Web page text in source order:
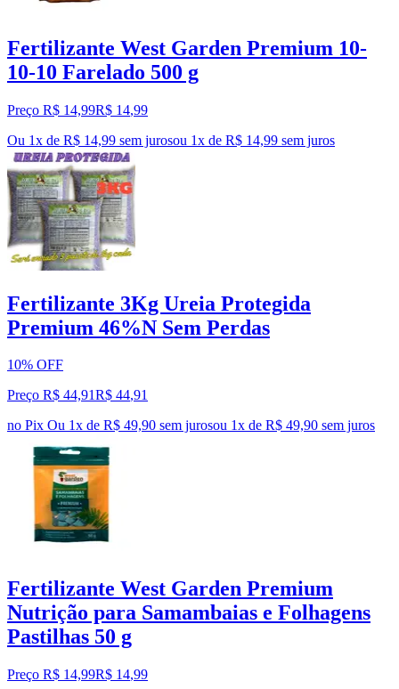
Fertilizante West Garden Premium 10-
10-10 Farelado 500 g
Preço R$ 14,99R$ 14,99
Ou 1x de R$ 14,99 sem jurosou 1x de R$ 14,99 sem juros
Fertilizante 3Kg Ureia Protegida
Premium 46%N Sem Perdas
10% OFF
Preço R$ 44,91R$ 44,91
no Pix Ou 1x de R$ 49,90 sem jurosou 1x de R$ 49,90 sem juros
Fertilizante West Garden Premium
Nutrição para Samambaias e Folhagens
Pastilhas 50 g
Preço R$ 14,99R$ 14,99